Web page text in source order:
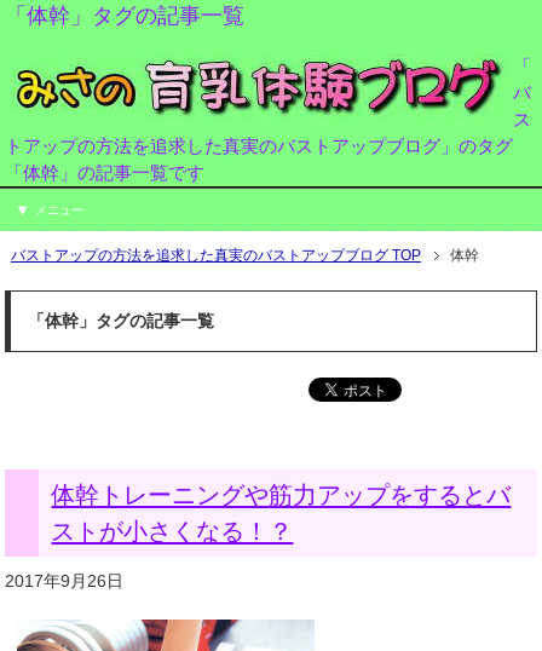
「体幹」タグの記事一覧
「
バ
ス
トアップの方法を追求した真実のバストアップブログ」のタグ
「体幹」の記事一覧です
メニュー
バストアップの方法を追求した真実のバストアップブログ TOP 体幹
「体幹」タグの記事一覧
体幹トレーニングや筋力アップをするとバ
ストが小さくなる！？
2017年9月26日